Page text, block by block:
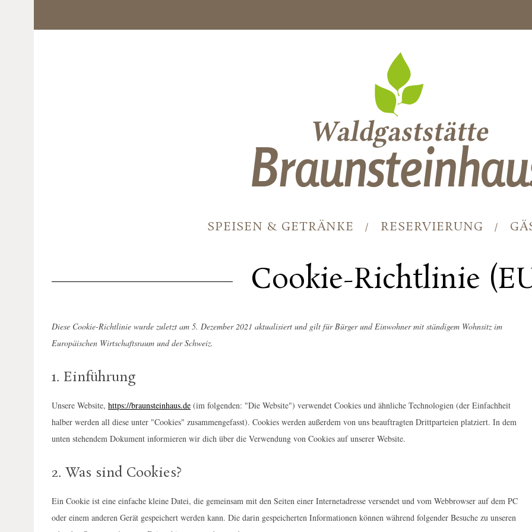
SPEISEN & GETRÄNKE RESERVIERUNG
Cookie-Richtlinie
Diese Cookie-Richtlinie wurde zuletzt am 5. Dezember 2021 aktualisiert und gilt für Bürger und Einwohner mit ständigem Wohnsitz im
Europäischen Wirtschaftsraum und der Schweiz.
1. Einführung
Unsere Website, https://braunsteinhaus.de (im folgenden: "Die Website") verwendet Cookies und ähnliche Technologien (der Einfachheit
halber werden all diese unter "Cookies" zusammengefasst). Cookies werden außerdem von uns beauftragten Drittparteien platziert. In dem
unten stehendem Dokument informieren wir dich über die Verwendung von Cookies auf unserer Website.
2. Was sind Cookies?
Ein Cookie ist eine einfache kleine Datei, die gemeinsam mit den Seiten einer Internetadresse versendet und vom Webbrowser auf dem PC
oder einem anderen Gerät gespeichert werden kann. Die darin gespeicherten Informationen können während folgender Besuche zu unseren